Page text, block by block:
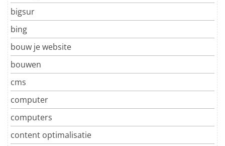
bigsur
bing
bouw je website
bouwen
cms
computer
computers
content optimalisatie